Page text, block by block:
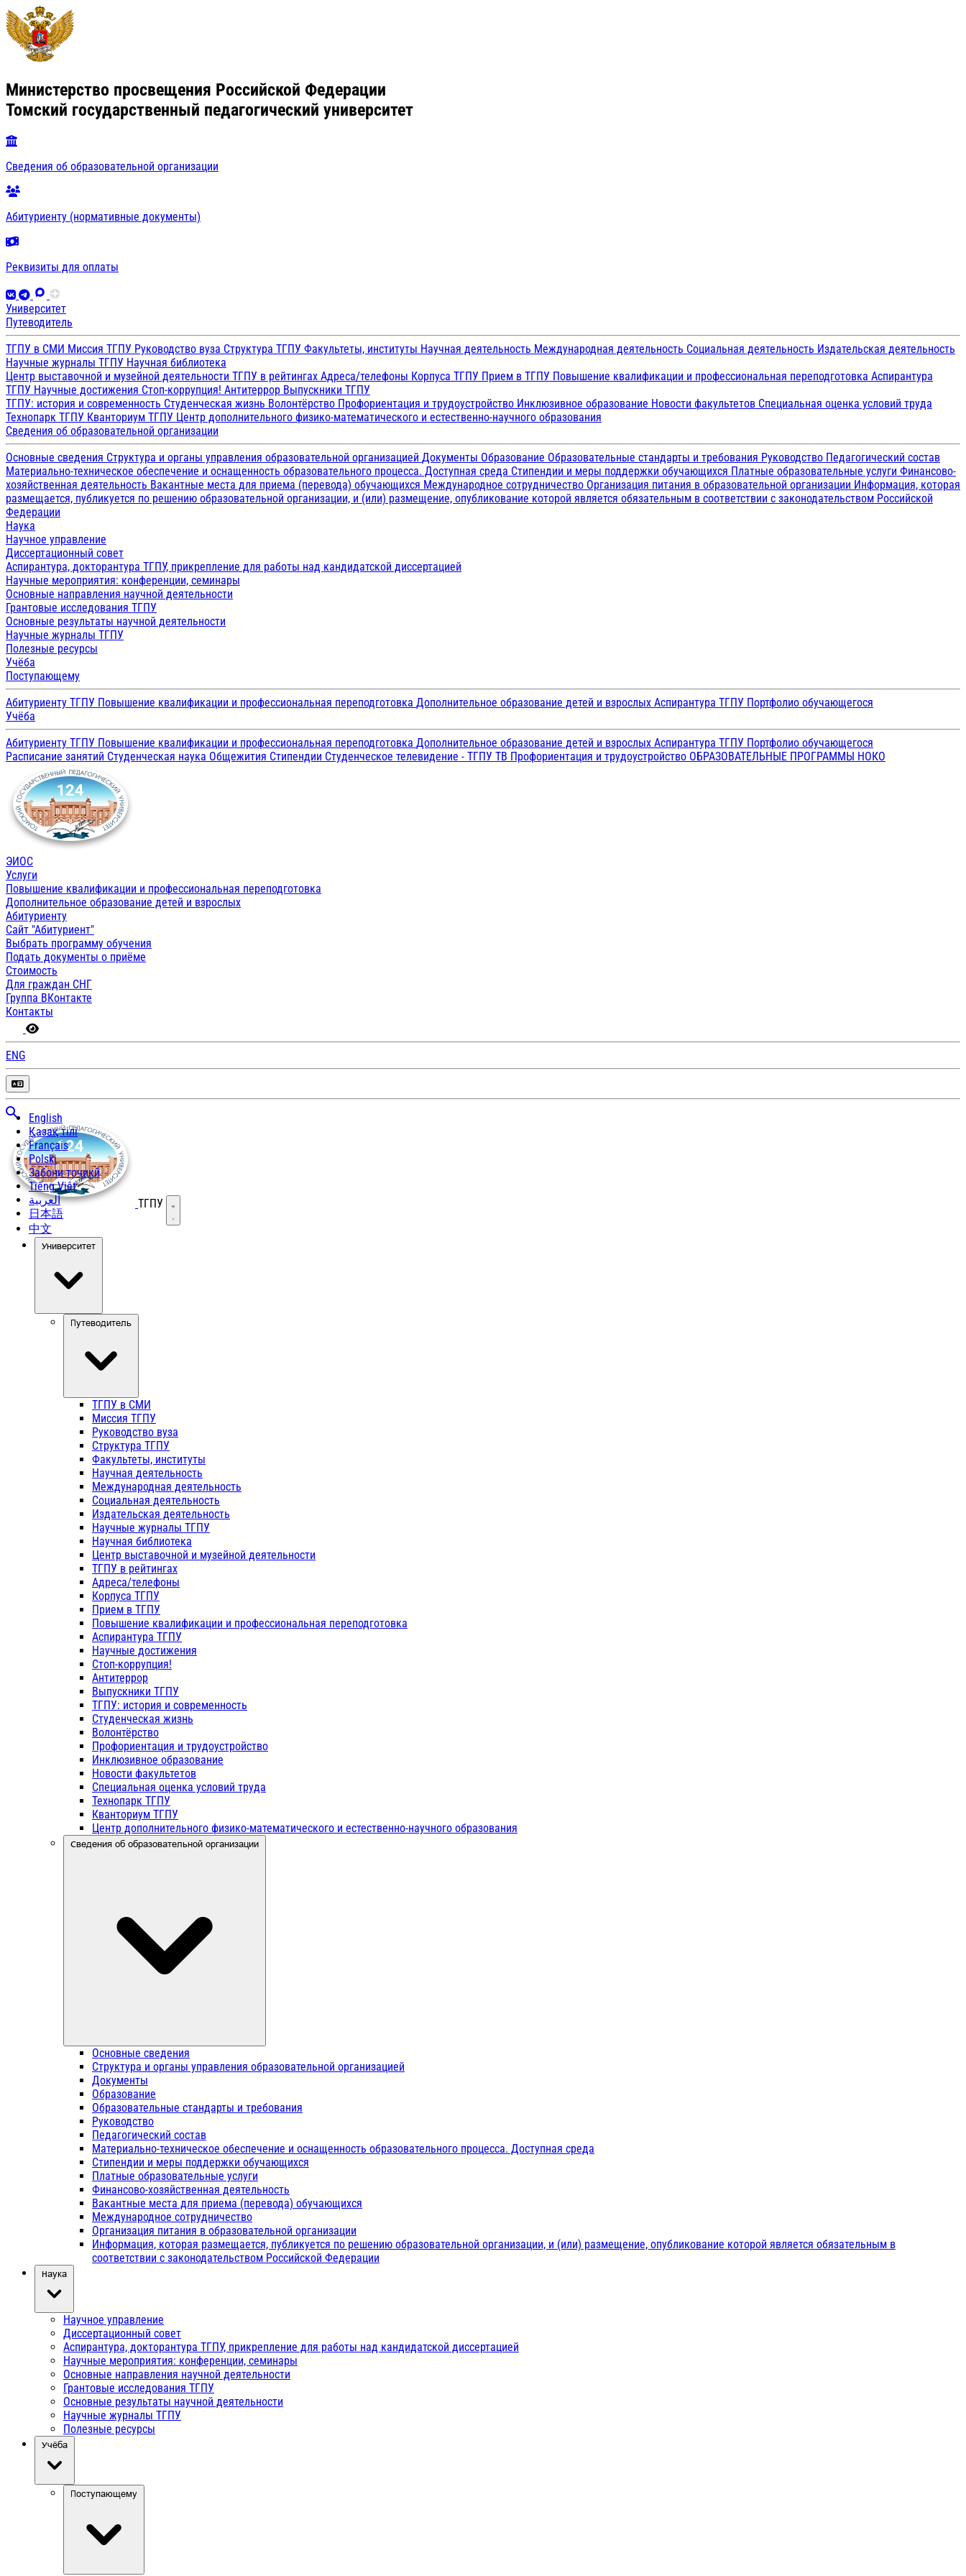
Министерство просвещения Российской Федерации
Томский государственный педагогический университет
Сведения об образовательной организации
Абитуриенту (нормативные документы)
Реквизиты для оплаты
Университет
Путеводитель
ТГПУ в СМИ Миссия ТГПУ Руководство вуза Структура ТГПУ Факультеты, институты Научная деятельность Международная деятельность Социальная деятельность Издательская деятельность
Научные журналы ТГПУ Научная библиотека
Центр выставочной и музейной деятельности ТГПУ в рейтингах Адреса/телефоны Корпуса ТГПУ Прием в ТГПУ Повышение квалификации и профессиональная переподготовка Аспирантура
ТГПУ Научные достижения Стоп-коррупция! Антитеррор Выпускники ТГПУ
ТГПУ: история и современность Студенческая жизнь Волонтёрство Профориентация и трудоустройство Инклюзивное образование Новости факультетов Специальная оценка условий труда
Технопарк ТГПУ Кванториум ТГПУ Центр дополнительного физико-математического и естественно-научного образования
Сведения об образовательной организации
Основные сведения Структура и органы управления образовательной организацией Документы Образование Образовательные стандарты и требования Руководство Педагогический состав
Материально-техническое обеспечение и оснащенность образовательного процесса. Доступная среда Стипендии и меры поддержки обучающихся Платные образовательные услуги Финансово-
хозяйственная деятельность Вакантные места для приема (перевода) обучающихся Международное сотрудничество Организация питания в образовательной организации Информация, которая
размещается, публикуется по решению образовательной организации, и (или) размещение, опубликование которой является обязательным в соответствии с законодательством Российской
Федерации
Наука
Научное управление
Диссертационный совет
Аспирантура, докторантура ТГПУ, прикрепление для работы над кандидатской диссертацией
Научные мероприятия: конференции, семинары
Основные направления научной деятельности
Грантовые исследования ТГПУ
Основные результаты научной деятельности
Научные журналы ТГПУ
Полезные ресурсы
Учёба
Поступающему
Абитуриенту ТГПУ Повышение квалификации и профессиональная переподготовка Дополнительное образование детей и взрослых Аспирантура ТГПУ Портфолио обучающегося
Учёба
Абитуриенту ТГПУ Повышение квалификации и профессиональная переподготовка Дополнительное образование детей и взрослых Аспирантура ТГПУ Портфолио обучающегося
Расписание занятий Студенческая наука Общежития Стипендии Студенческое телевидение - ТГПУ ТВ Профориентация и трудоустройство ОБРАЗОВАТЕЛЬНЫЕ ПРОГРАММЫ НОКО
ЭИОС
Услуги
Повышение квалификации и профессиональная переподготовка
Дополнительное образование детей и взрослых
Абитуриенту
Сайт "Абитуриент"
Выбрать программу обучения
Подать документы о приёме
Стоимость
Для граждан СНГ
Группа ВКонтакте
Контакты
ENG
English
Қазақ тілі
Français
Polski
Забони тоҷикӣ
Tiếng Việt
العربية
日本語
中文
ТГПУ Открыть меню
Университет
Путеводитель
ТГПУ в СМИ
Миссия ТГПУ
Руководство вуза
Структура ТГПУ
Факультеты, институты
Научная деятельность
Международная деятельность
Социальная деятельность
Издательская деятельность
Научные журналы ТГПУ
Научная библиотека
Центр выставочной и музейной деятельности
ТГПУ в рейтингах
Адреса/телефоны
Корпуса ТГПУ
Прием в ТГПУ
Повышение квалификации и профессиональная переподготовка
Аспирантура ТГПУ
Научные достижения
Стоп-коррупция!
Антитеррор
Выпускники ТГПУ
ТГПУ: история и современность
Студенческая жизнь
Волонтёрство
Профориентация и трудоустройство
Инклюзивное образование
Новости факультетов
Специальная оценка условий труда
Технопарк ТГПУ
Кванториум ТГПУ
Центр дополнительного физико-математического и естественно-научного образования
Сведения об образовательной организации
Основные сведения
Структура и органы управления образовательной организацией
Документы
Образование
Образовательные стандарты и требования
Руководство
Педагогический состав
Материально-техническое обеспечение и оснащенность образовательного процесса. Доступная среда
Стипендии и меры поддержки обучающихся
Платные образовательные услуги
Финансово-хозяйственная деятельность
Вакантные места для приема (перевода) обучающихся
Международное сотрудничество
Организация питания в образовательной организации
Информация, которая размещается, публикуется по решению образовательной организации, и (или) размещение, опубликование которой является обязательным в
соответствии с законодательством Российской Федерации
Наука
Научное управление
Диссертационный совет
Аспирантура, докторантура ТГПУ, прикрепление для работы над кандидатской диссертацией
Научные мероприятия: конференции, семинары
Основные направления научной деятельности
Грантовые исследования ТГПУ
Основные результаты научной деятельности
Научные журналы ТГПУ
Полезные ресурсы
Учёба
Поступающему